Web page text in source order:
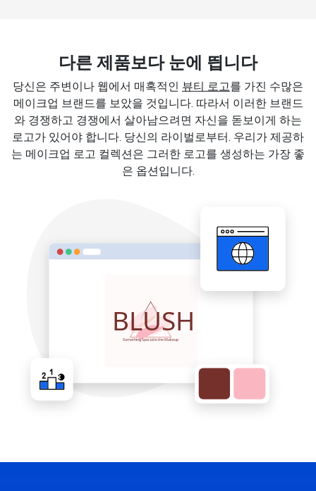
다른 제품보다 눈에 띕니다
당신은 주변이나 웹에서 매혹적인 뷰티 로고를 가진 수많은
메이크업 브랜드를 보았을 것입니다. 따라서 이러한 브랜드
와 경쟁하고 경쟁에서 살아남으려면 자신을 돋보이게 하는
로고가 있어야 합니다. 당신의 라이벌로부터. 우리가 제공하
는 메이크업 로고 컬렉션은 그러한 로고를 생성하는 가장 좋
은 옵션입니다.